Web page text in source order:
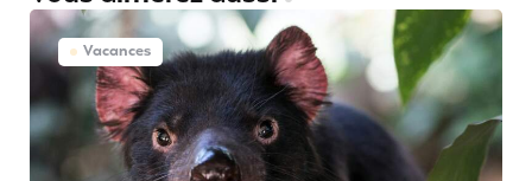
Vacances